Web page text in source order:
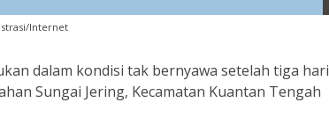
Internet
dalam kondisi tak bernyawa setelah tiga hari
Sungai Jering, Kecamatan Kuantan Tengah